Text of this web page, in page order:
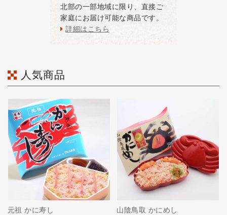
北部の一部地域に限り、直接ご
家庭にお届け可能な商品です。
詳細はこちら
人気商品
元祖 かに寿し
山陰鳥取 かにめし